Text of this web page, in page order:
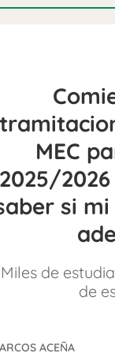
MEC
si
Miles de
de
ACEÑA